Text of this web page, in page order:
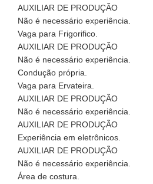
AUXILIAR DE PRODUÇÃO
Não é necessário experiência.
Vaga para Frigorifico.
AUXILIAR DE PRODUÇÃO
Não é necessário experiência.
Condução própria.
Vaga para Ervateira.
AUXILIAR DE PRODUÇÃO
Não é necessário experiência.
AUXILIAR DE PRODUÇÃO
Experiência em eletrônicos.
AUXILIAR DE PRODUÇÃO
Não é necessário experiência.
Área de costura.